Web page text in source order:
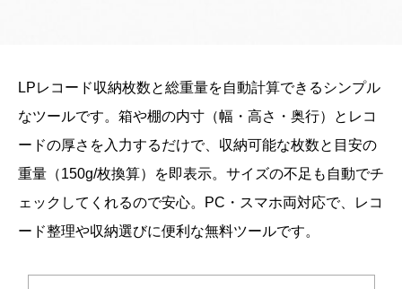
LPレコード収納枚数と総重量を自動計算できるシンプル
なツールです。箱や棚の内寸（幅・高さ・奥行）とレコ
ードの厚さを入力するだけで、収納可能な枚数と目安の
重量（150g/枚換算）を即表示。サイズの不足も自動でチ
ェックしてくれるので安心。PC・スマホ両対応で、レコ
ード整理や収納選びに便利な無料ツールです。